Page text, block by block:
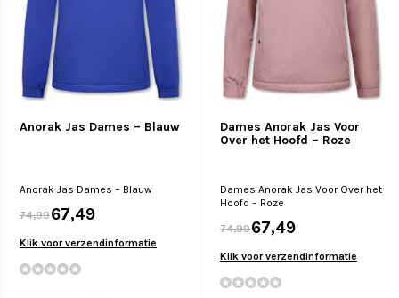
Anorak Jas Dames – Blauw
Anorak Jas Dames – Blauw
74,9967,49
Klik voor verzendinformatie
Dames Anorak Jas Voor
Over het Hoofd – Roze
Dames Anorak Jas Voor Over het
Hoofd – Roze
74,9967,49
Klik voor verzendinformatie